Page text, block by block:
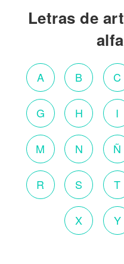
Letras de
A B C
G H I
M N Ñ
R S T
X Y